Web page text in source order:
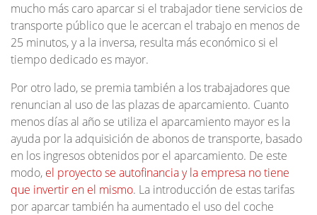
mucho más caro aparcar si el trabajador tiene servicios de
transporte público que le acercan el trabajo en menos de
25 minutos, y a la inversa, resulta más económico si el
tiempo dedicado es mayor.
Por otro lado, se premia también a los trabajadores que
renuncian al uso de las plazas de aparcamiento. Cuanto
menos días al año se utiliza el aparcamiento mayor es la
ayuda por la adquisición de abonos de transporte, basado
en los ingresos obtenidos por el aparcamiento. De este
modo, el proyecto se autofinancia y la empresa no tiene
que invertir en el mismo. La introducción de estas tarifas
por aparcar también ha aumentado el uso del coche